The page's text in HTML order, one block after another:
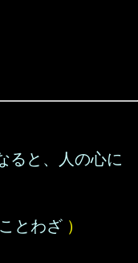
ると、人の心に
とわざ ）